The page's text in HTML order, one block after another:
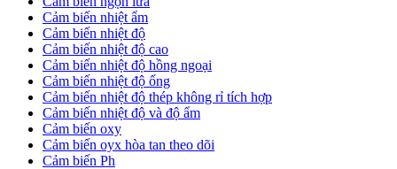
Cảm biến nhiệt ẩm
Cảm biến nhiệt độ
Cảm biến nhiệt độ cao
Cảm biến nhiệt độ hồng ngoại
Cảm biến nhiệt độ ống
Cảm biến nhiệt độ thép không rỉ tích hợp
Cảm biến nhiệt độ và độ ẩm
Cảm biến oxy
Cảm biến oyx hòa tan theo dõi
Cảm biến Ph